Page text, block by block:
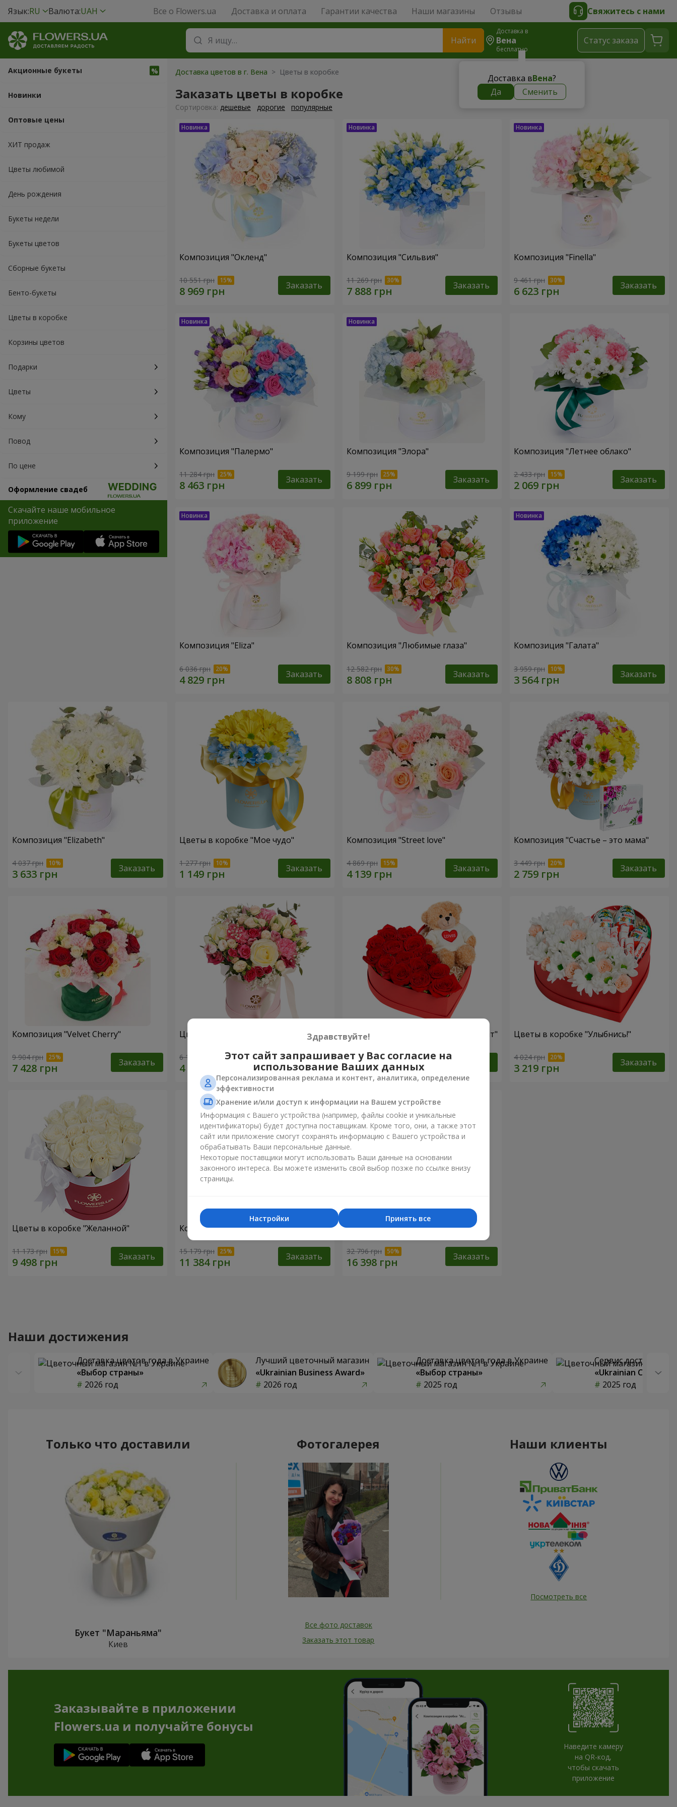
Язык:RU Валюта:UAH Все о Flowers.ua Доставка и оплата Гарантии качества Наши магазины Отзывы Свяжитесь с нами
Найти
Доставка в
Вена
бесплатно
Доставка вВена?
Да
Сменить
Cтатус заказа
Акционные букеты
Новинки
Оптовые цены
ХИТ продаж
Цветы любимой
День рождения
Букеты недели
Букеты цветов
Сборные букеты
Бенто-букеты
Цветы в коробке
Корзины цветов
Подарки
Цветы
Кому
Повод
По цене
Оформление свадеб
Скачайте наше мобильное
приложение
Доставка цветов в г. Вена > Цветы в коробке
Заказать цветы в коробке
Cортировка: дешевые дорогие популярные
Композиция "Окленд"
10 551 грн Заказать
Композиция "Сильвия"
11 269 грн Заказать
Композиция "Finella"
9 461 грн Заказать
Композиция "Палермо"
11 284 грн Заказать
Композиция "Элора"
9 199 грн Заказать
Композиция "Летнее облако"
2 433 грн Заказать
Композиция "Eliza"
6 036 грн Заказать
Композиция "Любимые глаза"
12 582 грн Заказать
Композиция "Галата"
3 959 грн Заказать
Композиция "Elizabeth"
4 037 грн Заказать
Цветы в коробке "Мое чудо"
1 277 грн Заказать
Композиция "Street love"
4 869 грн Заказать
Композиция "Счастье – это мама"
3 449 грн Заказать
Композиция "Velvet Cherry"
9 904 грн Заказать
Цветы в коробке "Помпадур"
6 180 грн Заказать
Композиция "Трогательный презент"
9 276 грн
Цветы в коробке "Улыбнись!"
4 024 грн Заказать
Цветы в коробке "Желанной"
11 173 грн Заказать
Композиция "Lady in Red"
15 179 грн Заказать
Композиция в коробке "Любовь в
32 796 грн Заказать
Наши достижения
Доставка цветов года в Украине
«Выбор страны»
2026 год
Лучший цветочный магазин
«Ukrainian Business Award»
2026 год
Доставка цветов года в Украине
«Выбор страны»
2025 год
Сервис доставки
«Ukrainian Choice»
2025 год
Только что доставили
Букет "Мараньяма"
Киев
Фотогалерея
Все фото доставок
Заказать этот товар
Наши клиенты
Посмотреть все
Заказывайте в приложении
Flowers.ua и получайте бонусы
Наведите камеру
на QR-код,
чтобы скачать
приложение
Здравствуйте!
Этот сайт запрашивает у Вас согласие на
использование Ваших данных
Персонализированная реклама и контент, аналитика, определение
эффективности
Хранение и/или доступ к информации на Вашем устройстве
Информация с Вашего устройства (например, файлы cookie и уникальные
идентификаторы) будет доступна поставщикам. Кроме того, они, а также этот
сайт или приложение смогут сохранять информацию с Вашего устройства и
обрабатывать Ваши персональные данные.
Некоторые поставщики могут использовать Ваши данные на основании
законного интереса. Вы можете изменить свой выбор позже по ссылке внизу
страницы.
Принять все
Настройки